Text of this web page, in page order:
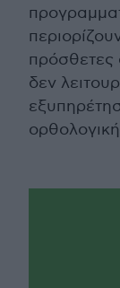
πρόσθετες
δεν